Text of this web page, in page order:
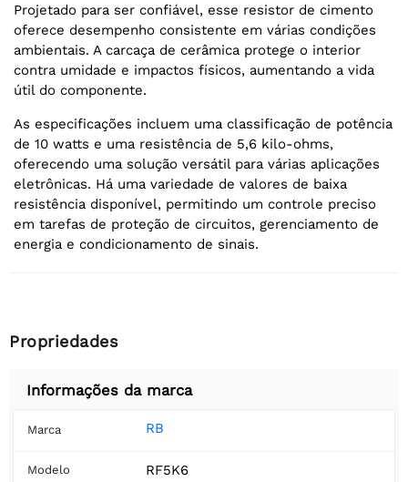
Projetado para ser confiável, esse resistor de cimento
oferece desempenho consistente em várias condições
ambientais. A carcaça de cerâmica protege o interior
contra umidade e impactos físicos, aumentando a vida
útil do componente.
As especificações incluem uma classificação de potência
de 10 watts e uma resistência de 5,6 kilo-ohms,
oferecendo uma solução versátil para várias aplicações
eletrônicas. Há uma variedade de valores de baixa
resistência disponível, permitindo um controle preciso
em tarefas de proteção de circuitos, gerenciamento de
energia e condicionamento de sinais.
Propriedades
Informações da marca
Marca RB
Modelo RF5K6